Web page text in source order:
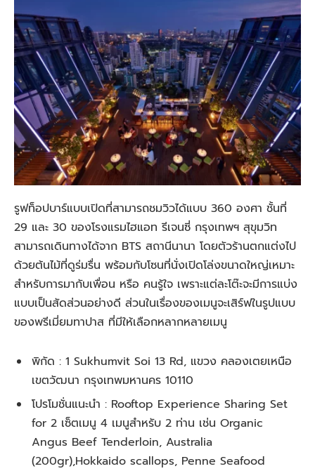
รูฟท็อปบาร์แบบเปิดที่สามารถชมวิวได้แบบ 360 องศา ชั้นที่
29 และ 30 ของโรงแรมไฮแอท รีเจนซี่ กรุงเทพฯ สุขุมวิท
สามารถเดินทางได้จาก BTS สถานีนานา โดยตัวร้านตกแต่งไป
ด้วยต้นไม้ที่ดูร่มรื่น พร้อมกับโซนที่นั่งเปิดโล่งขนาดใหญ่เหมาะ
สำหรับการมากับเพื่อน หรือ คนรู้ใจ เพราะแต่ละโต๊ะจะมีการแบ่ง
แบบเป็นสัดส่วนอย่างดี ส่วนในเรื่องของเมนูจะเสิร์ฟในรูปแบบ
ของพรีเมี่ยมทาปาส ที่มีให้เลือกหลากหลายเมนู
พิกัด : 1 Sukhumvit Soi 13 Rd, แขวง คลองเตยเหนือ
เขตวัฒนา กรุงเทพมหานคร 10110
โปรโมชั่นแนะนำ : Rooftop Experience Sharing Set
for 2 เซ็ตเมนู 4 เมนูสำหรับ 2 ท่าน เช่น Organic
Angus Beef Tenderloin, Australia
(200gr),Hokkaido scallops, Penne Seafood